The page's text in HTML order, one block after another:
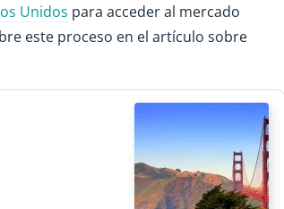
Unidos para acceder al mercado
este proceso en el artículo sobre